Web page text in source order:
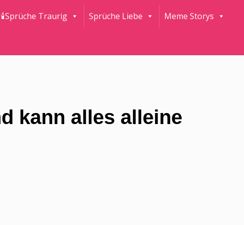
🕯Sprüche Traurig Sprüche Liebe Meme Storys
kann alles alleine